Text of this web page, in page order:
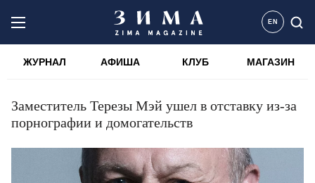
EN
ЖУРНАЛ АФИША КЛУБ МАГАЗИН
Заместитель Терезы Мэй ушел в отставку из-за
порнографии и домогательств